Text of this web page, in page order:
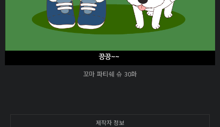
꼬마 파티쉐 슈 30화
제작자 정보